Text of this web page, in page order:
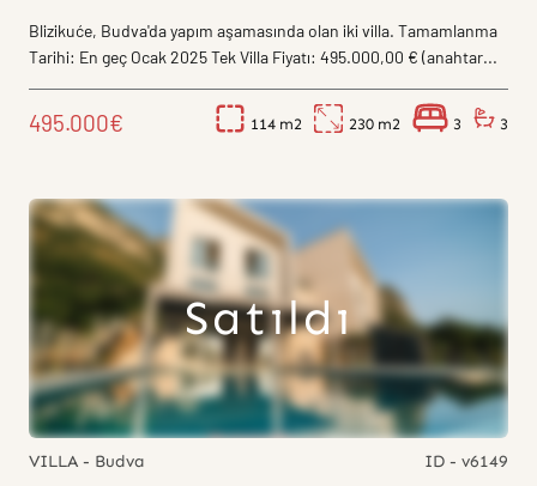
Blizikuće, Budva'da yapım aşamasında olan iki villa. Tamamlanma
Tarihi: En geç Ocak 2025 Tek Villa Fiyatı: 495.000,00 € (anahtar...
495.000€ 114 230 3 3
Satıldı
VILLA - Budva ID - v6149